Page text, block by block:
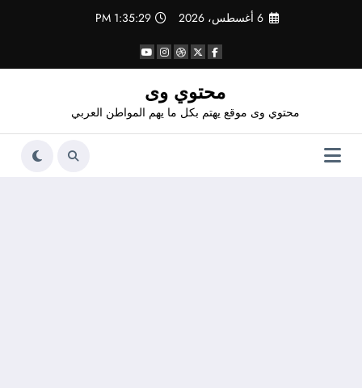
6 أغسطس، 2026 1:35:30 PM
محتوي وى
محتوي وى موقع يهتم بكل ما يهم المواطن العربي